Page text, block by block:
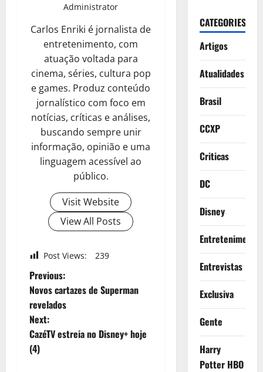
Administrator
Carlos Enriki é jornalista de
entretenimento, com
atuação voltada para
cinema, séries, cultura pop
e games. Produz conteúdo
jornalístico com foco em
notícias, críticas e análises,
buscando sempre unir
informação, opinião e uma
linguagem acessível ao
público.
Visit Website
View All Posts
Post Views: 239
P
o
s
t
Previous:
Novos cartazes de Superman
revelados
Next:
CazéTV estreia no Disney+ hoje
(4)
CATEGORIES
Artigos
Atualidades
Brasil
CCXP
Criticas
DC
Disney
Entretenimento
Entrevistas
Exclusiva
Gente
Harry
Potter HBO